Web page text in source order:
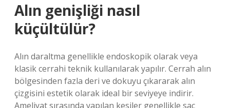
Alın genişliği nasıl
küçültülür?
Alın daraltma genellikle endoskopik olarak veya
klasik cerrahi teknik kullanılarak yapılır. Cerrah alın
bölgesinden fazla deri ve dokuyu çıkararak alın
çizgisini estetik olarak ideal bir seviyeye indirir.
Ameliyat sırasında yapılan kesiler genellikle saç